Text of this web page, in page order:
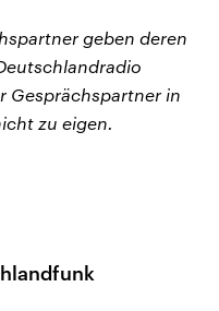
geben deren
Gesprächspartner in
zu eigen.